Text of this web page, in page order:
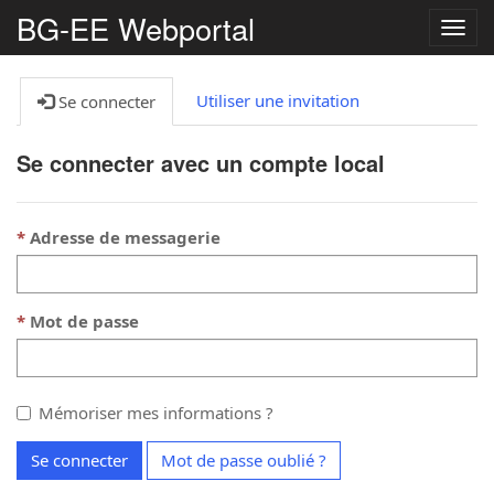
BG-EE Webportal
la
Se connecter
Utiliser une invitation
Se connecter avec un compte local
Adresse de messagerie
Mot de passe
Mémoriser mes informations ?
Se connecter Mot de passe oublié ?